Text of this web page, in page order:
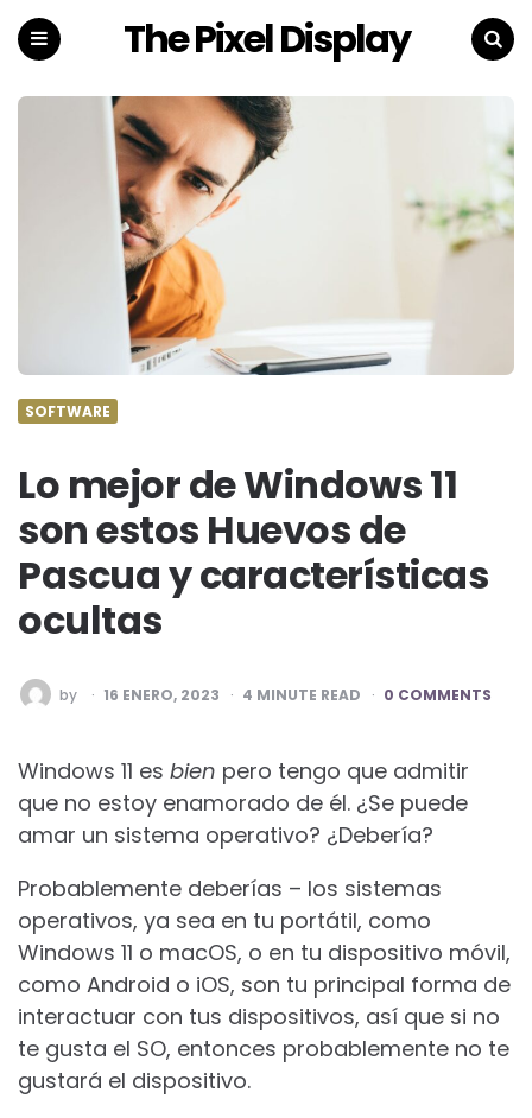
The Pixel Display
SOFTWARE
Lo mejor de Windows 11
son estos Huevos de
Pascua y características
ocultas
POSTED
BY
by 16 ENERO, 2023 4 MINUTE READ 0 COMMENTS
Windows 11 es bien pero tengo que admitir
que no estoy enamorado de él. ¿Se puede
amar un sistema operativo? ¿Debería?
Probablemente deberías – los sistemas
operativos, ya sea en tu portátil, como
Windows 11 o macOS, o en tu dispositivo móvil,
como Android o iOS, son tu principal forma de
interactuar con tus dispositivos, así que si no
te gusta el SO, entonces probablemente no te
gustará el dispositivo.